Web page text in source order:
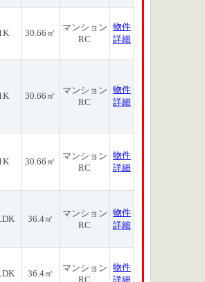
30.66㎡
マンション
RC
物件
詳細
30.66㎡
マンション
RC
物件
詳細
30.66㎡
マンション
RC
物件
詳細
36.4㎡
マンション
RC
物件
詳細
36.4㎡
マンション
RC
物件
詳細